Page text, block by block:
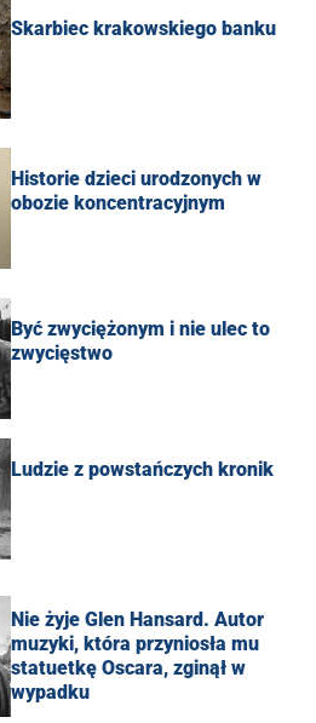
Skarbiec krakowskiego banku
Historie dzieci urodzonych w
obozie koncentracyjnym
Być zwyciężonym i nie ulec to
zwycięstwo
Ludzie z powstańczych kronik
Nie żyje Glen Hansard. Autor
muzyki, która przyniosła mu
statuetkę Oscara, zginął w
wypadku